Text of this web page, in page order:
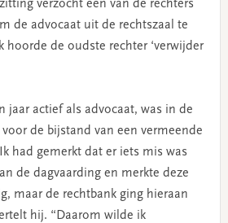
verzocht een van de rechters
de advocaat uit de rechtszaal te
hoorde de oudste rechter ‘verwijder
jaar actief als advocaat, was in de
de bijstand van een vermeende
had gemerkt dat er iets mis was
de dagvaarding en merkte deze
maar de rechtbank ging hieraan
hij. “Daarom wilde ik